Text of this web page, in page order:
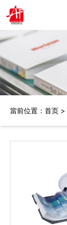
當前位置： 首页 >